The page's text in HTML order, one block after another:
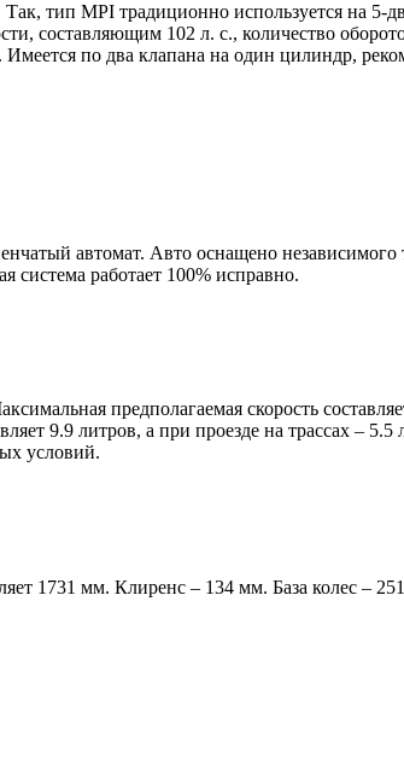
тип MPI традиционно используется на 5-
составляющим 102 л. с., количество
по два клапана на один цилиндр,
автомат. Авто оснащено независимого
система работает 100% исправно.
предполагаемая скорость
9.9 литров, а при проезде на трассах –
условий.
1731 мм. Клиренс – 134 мм. База колес –